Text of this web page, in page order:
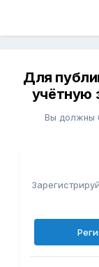
Для
учётную
Вы должны